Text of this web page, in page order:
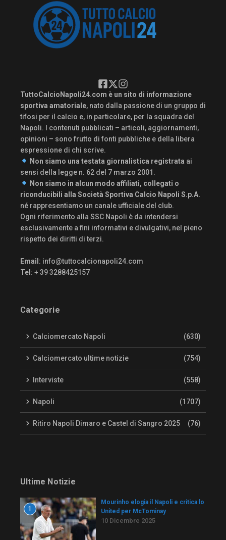
TuttoCalcioNapoli24.com è un sito di informazione
sportiva amatoriale, nato dalla passione di un gruppo di
tifosi per il calcio e, in particolare, per la squadra del
Napoli. I contenuti pubblicati – articoli, aggiornamenti,
opinioni – sono frutto di fonti pubbliche e della libera
espressione di chi scrive.
Non siamo una testata giornalistica registrata ai
sensi della legge n. 62 del 7 marzo 2001.
Non siamo in alcun modo affiliati, collegati o
riconducibili alla Società Sportiva Calcio Napoli S.p.A.
né rappresentiamo un canale ufficiale del club.
Ogni riferimento alla SSC Napoli è da intendersi
esclusivamente a fini informativi e divulgativi, nel pieno
rispetto dei diritti di terzi.
Email : info@tuttocalcionapoli24.com
Tel : + 39 3288425157
Categorie
Calciomercato Napoli (630)
Calciomercato ultime notizie (754)
Interviste (558)
Napoli (1707)
Ritiro Napoli Dimaro e Castel di Sangro 2025 (76)
Ultime Notizie
1
Mourinho elogia il Napoli e critica lo
United per McTominay
10 Dicembre 2025